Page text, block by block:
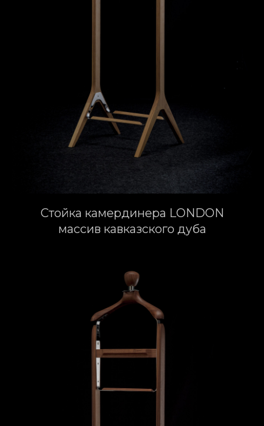
Стойка камердинера LONDON
массив кавказского дуба